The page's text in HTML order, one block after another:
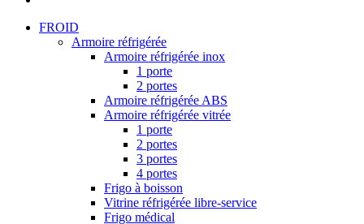
FROID
Armoire réfrigérée
Armoire réfrigérée inox
1 porte
2 portes
Armoire réfrigérée ABS
Armoire réfrigérée vitrée
1 porte
2 portes
3 portes
4 portes
Frigo à boisson
Vitrine réfrigérée libre-service
Frigo médical